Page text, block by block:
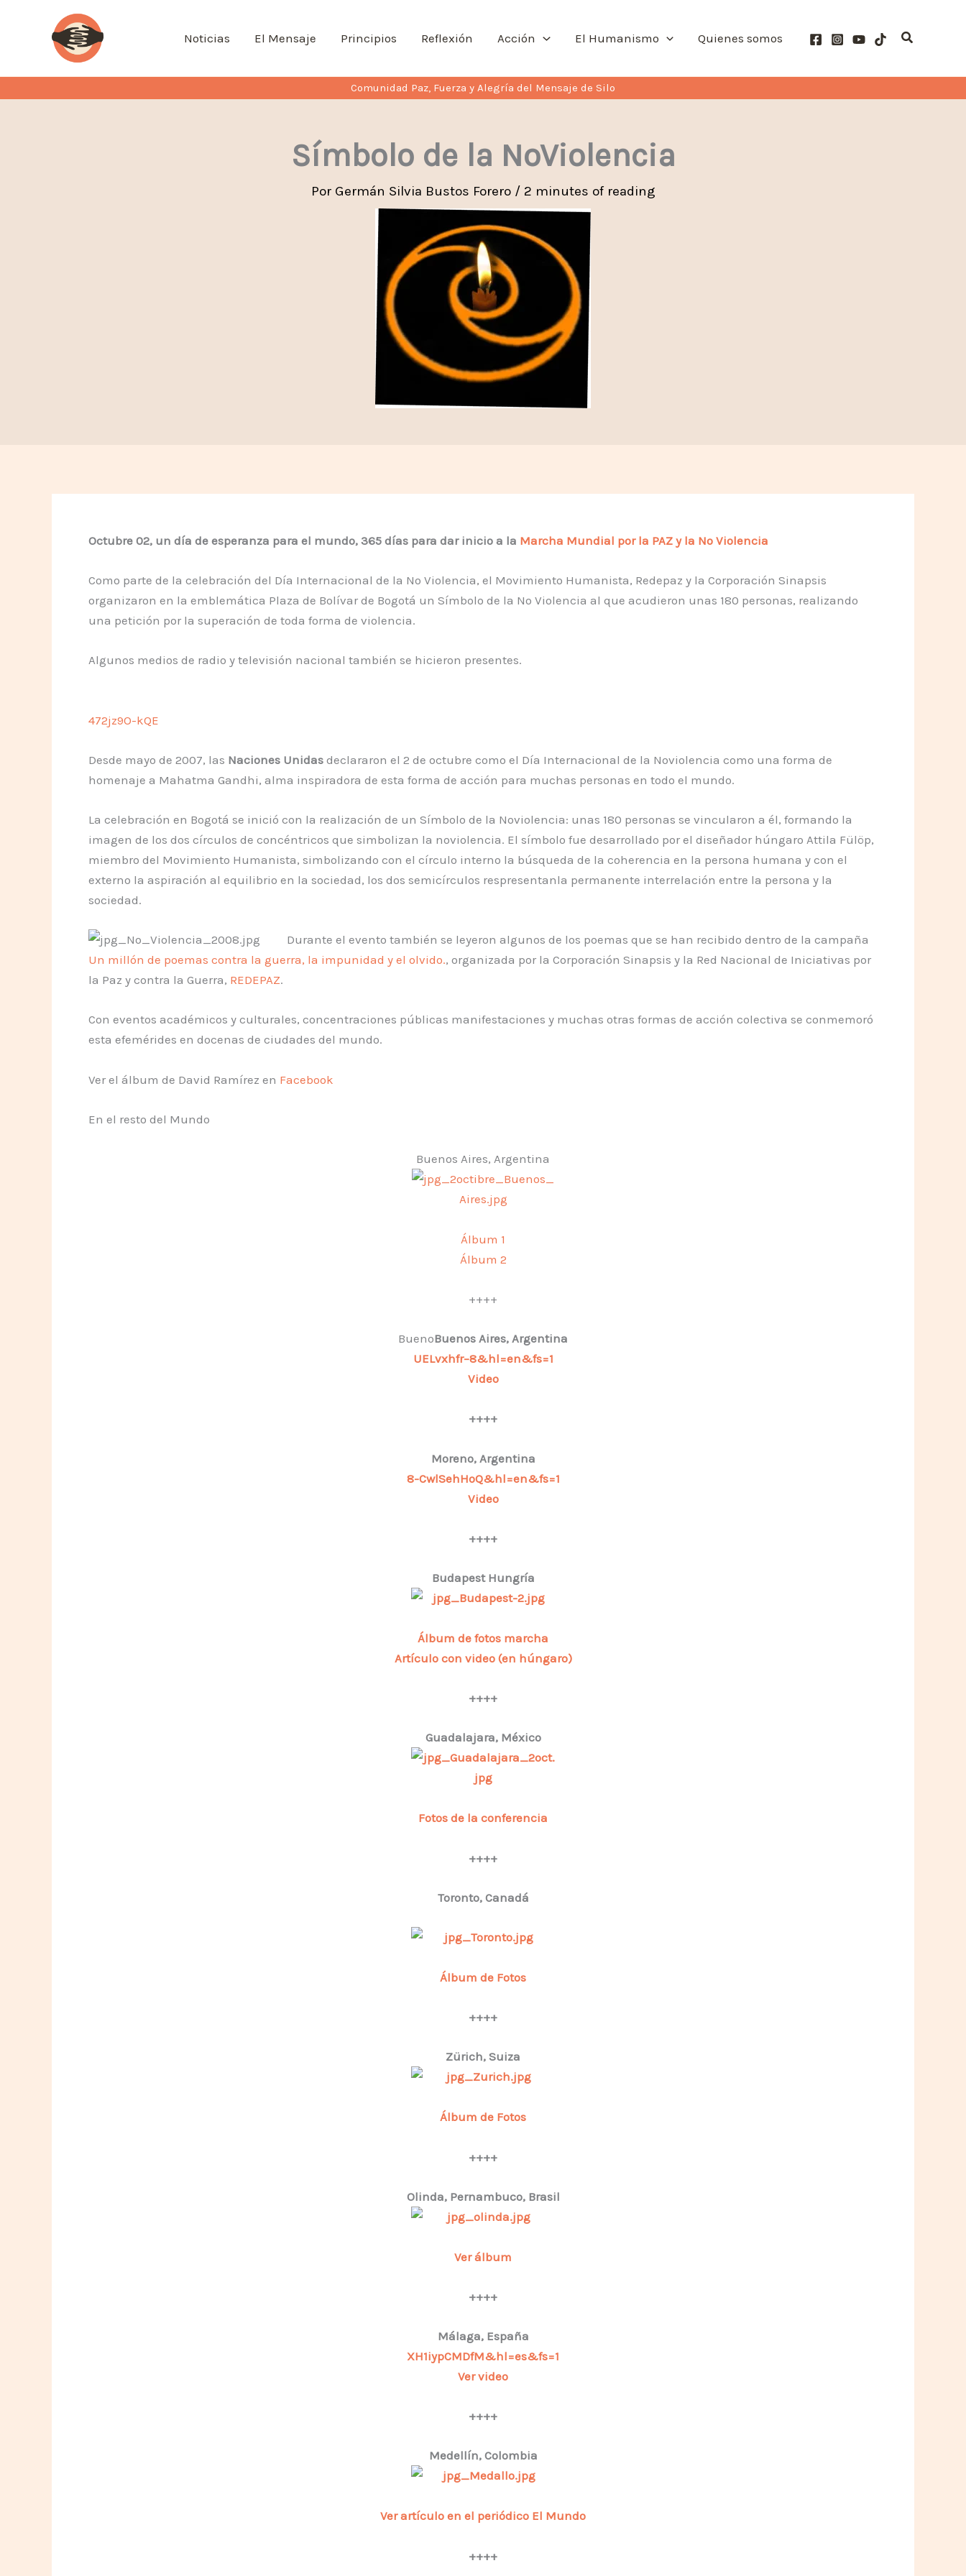
contenido
Noticias El Mensaje Principios Reflexión Acción El Humanismo Quienes somos Buscar
Comunidad Paz, Fuerza y Alegría del Mensaje de Silo
Símbolo de la NoViolencia
Por Germán Silvia Bustos Forero / 2 minutes of reading
Octubre 02, un día de esperanza para el mundo, 365 días para dar inicio a la Marcha Mundial por la PAZ y la No Violencia
Como parte de la celebración del Día Internacional de la No Violencia, el Movimiento Humanista, Redepaz y la Corporación Sinapsis
organizaron en la emblemática Plaza de Bolívar de Bogotá un Símbolo de la No Violencia al que acudieron unas 180 personas, realizando
una petición por la superación de toda forma de violencia.
Algunos medios de radio y televisión nacional también se hicieron presentes.
472jz9O-kQE
Desde mayo de 2007, las Naciones Unidas declararon el 2 de octubre como el Día Internacional de la Noviolencia como una forma de
homenaje a Mahatma Gandhi, alma inspiradora de esta forma de acción para muchas personas en todo el mundo.
La celebración en Bogotá se inició con la realización de un Símbolo de la Noviolencia: unas 180 personas se vincularon a él, formando la
imagen de los dos círculos de concéntricos que simbolizan la noviolencia. El símbolo fue desarrollado por el diseñador húngaro Attila Fülöp,
miembro del Movimiento Humanista, simbolizando con el círculo interno la búsqueda de la coherencia en la persona humana y con el
externo la aspiración al equilibrio en la sociedad, los dos semicírculos respresentanla permanente interrelación entre la persona y la
sociedad.
Durante el evento también se leyeron algunos de los poemas que se han recibido dentro de la campaña
Un millón de poemas contra la guerra, la impunidad y el olvido., organizada por la Corporación Sinapsis y la Red Nacional de Iniciativas por
la Paz y contra la Guerra, REDEPAZ.
Con eventos académicos y culturales, concentraciones públicas manifestaciones y muchas otras formas de acción colectiva se conmemoró
esta efemérides en docenas de ciudades del mundo.
Ver el álbum de David Ramírez en Facebook
En el resto del Mundo
Buenos Aires, Argentina
Álbum 1
Álbum 2
++++
BuenoBuenos Aires, Argentina
UELvxhfr–8&hl=en&fs=1
Video
++++
Moreno, Argentina
8-CwlSehHoQ&hl=en&fs=1
Video
++++
Budapest Hungría
Álbum de fotos marcha
Artículo con video (en húngaro)
++++
Guadalajara, México
Fotos de la conferencia
++++
Toronto, Canadá
Álbum de Fotos
++++
Zürich, Suiza
Álbum de Fotos
++++
Olinda, Pernambuco, Brasil
Ver álbum
++++
Málaga, España
XH1iypCMDfM&hl=es&fs=1
Ver video
++++
Medellín, Colombia
Ver artículo en el periódico El Mundo
++++